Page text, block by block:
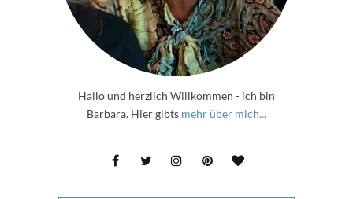
Hallo und herzlich Willkommen - ich bin
Barbara. Hier gibts mehr über mich...